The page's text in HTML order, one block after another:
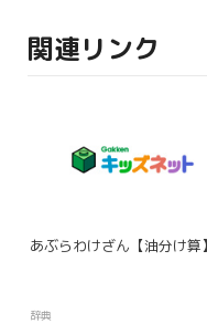
関連リンク
あぶらわけざん【油分け算】
辞典